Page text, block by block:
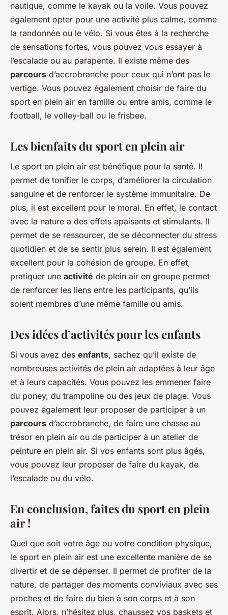
nautique, comme le kayak ou la voile. Vous pouvez
également opter pour une activité plus calme, comme
la randonnée ou le vélo. Si vous êtes à la recherche
de sensations fortes, vous pouvez vous essayer à
l’escalade ou au parapente. Il existe même des
parcours d’accrobranche pour ceux qui n’ont pas le
vertige. Vous pouvez également choisir de faire du
sport en plein air en famille ou entre amis, comme le
football, le volley-ball ou le frisbee.
Les bienfaits du sport en plein air
Le sport en plein air est bénéfique pour la santé. Il
permet de tonifier le corps, d’améliorer la circulation
sanguine et de renforcer le système immunitaire. De
plus, il est excellent pour le moral. En effet, le contact
avec la nature a des effets apaisants et stimulants. Il
permet de se ressourcer, de se déconnecter du stress
quotidien et de se sentir plus serein. Il est également
excellent pour la cohésion de groupe. En effet,
pratiquer une activité de plein air en groupe permet
de renforcer les liens entre les participants, qu’ils
soient membres d’une même famille ou amis.
Des idées d’activités pour les enfants
Si vous avez des enfants, sachez qu’il existe de
nombreuses activités de plein air adaptées à leur âge
et à leurs capacités. Vous pouvez les emmener faire
du poney, du trampoline ou des jeux de plage. Vous
pouvez également leur proposer de participer à un
parcours d’accrobranche, de faire une chasse au
trésor en plein air ou de participer à un atelier de
peinture en plein air. Si vos enfants sont plus âgés,
vous pouvez leur proposer de faire du kayak, de
l’escalade ou du vélo.
En conclusion, faites du sport en plein
air !
Quel que soit votre âge ou votre condition physique,
le sport en plein air est une excellente manière de se
divertir et de se dépenser. Il permet de profiter de la
nature, de partager des moments conviviaux avec ses
proches et de faire du bien à son corps et à son
esprit. Alors, n’hésitez plus, chaussez vos baskets et